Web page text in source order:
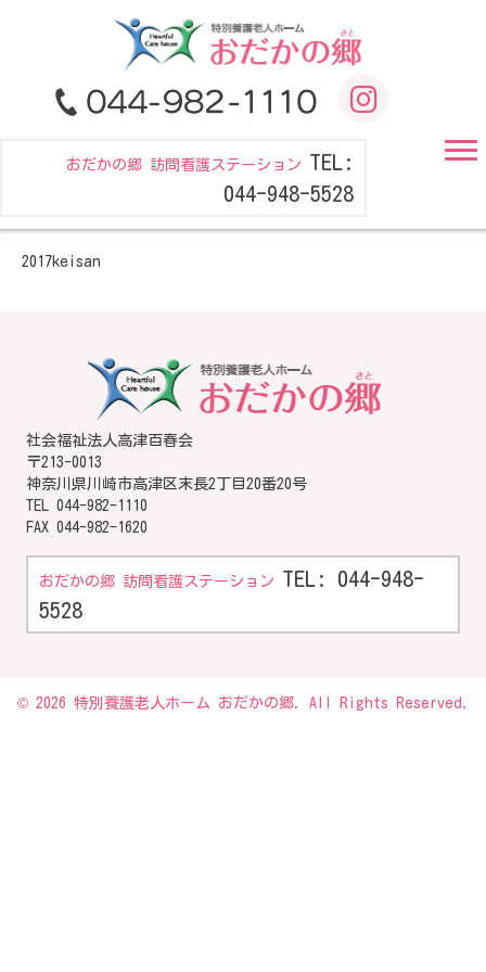
おだかの郷 訪問看護ステーション TEL:
044-948-5528
2017keisan
社会福祉法人高津百春会
〒213-0013
神奈川県川崎市高津区末長2丁目20番20号
TEL 044-982-1110
FAX 044-982-1620
おだかの郷 訪問看護ステーション TEL: 044-948-
5528
© 2026 特別養護老人ホーム おだかの郷. All Rights Reserved.